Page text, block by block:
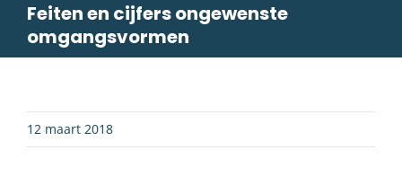
Feiten en cijfers ongewenste
omgangsvormen
12 maart 2018